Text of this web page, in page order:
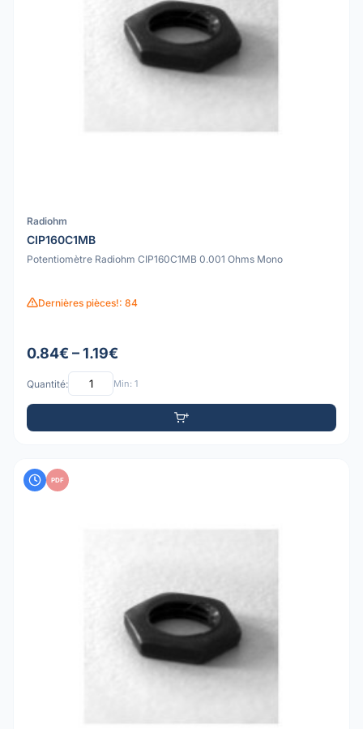
Radiohm
CIP160C1MB
Potentiomètre Radiohm CIP160C1MB 0.001 Ohms Mono
Dernières pièces!: 84
0.84€ – 1.19€
Quantité: Min: 1
PDF